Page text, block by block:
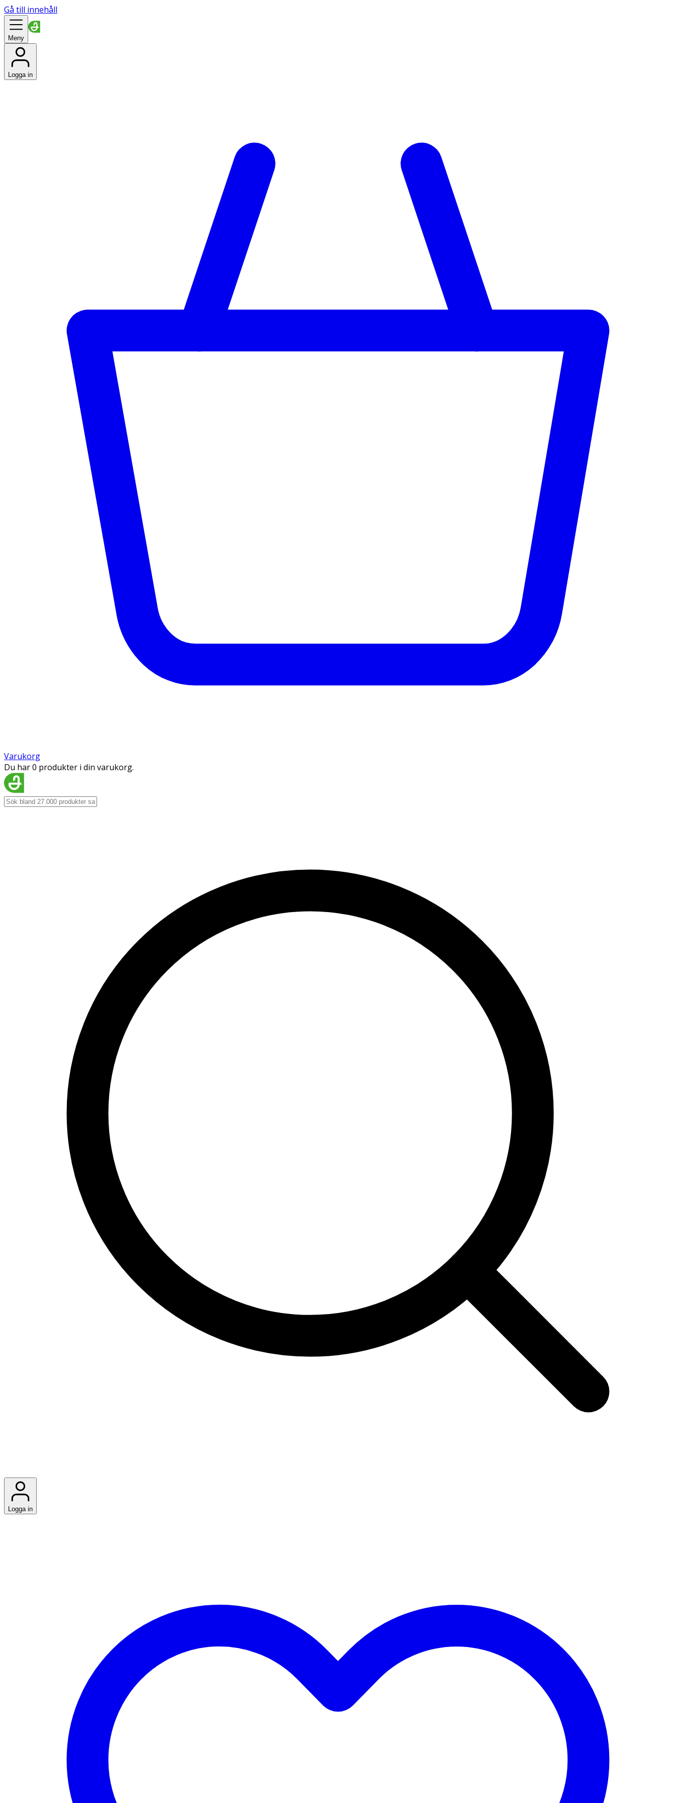
Gå till innehåll
Meny
Logga in
Varukorg
Du har 0 produkter i din varukorg.
Logga in